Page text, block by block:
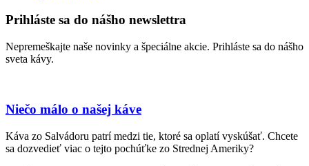
produkt
viacero
variantov.
Možnosti
vybrať
na
produktu.
Prihláste sa do nášho newslettra
Nepremeškajte naše novinky a špeciálne akcie. Prihláste sa do nášho
sveta kávy.
Niečo málo o našej káve
Káva zo Salvádoru patrí medzi tie, ktoré sa oplatí vyskúšať. Chcete
sa dozvedieť viac o tejto pochúťke zo Strednej Ameriky?